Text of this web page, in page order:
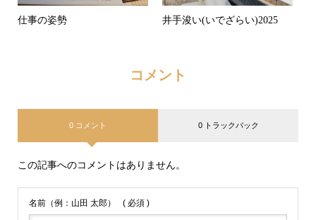
仕事の姿勢 井手浚い(いでざらい)2025
コメント
0 コメント 0 トラックバック
この記事へのコメントはありません。
名前（例：山田 太郎） ( 必須 )